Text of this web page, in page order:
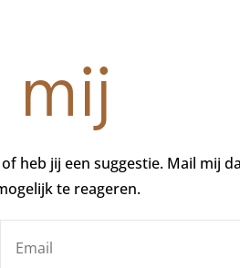
heb jij een suggestie. Mail mij
te reageren.